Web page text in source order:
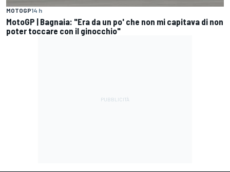
MOTOGP14 h
MotoGP | Bagnaia: "Era da un po' che non mi capitava di non
poter toccare con il ginocchio"